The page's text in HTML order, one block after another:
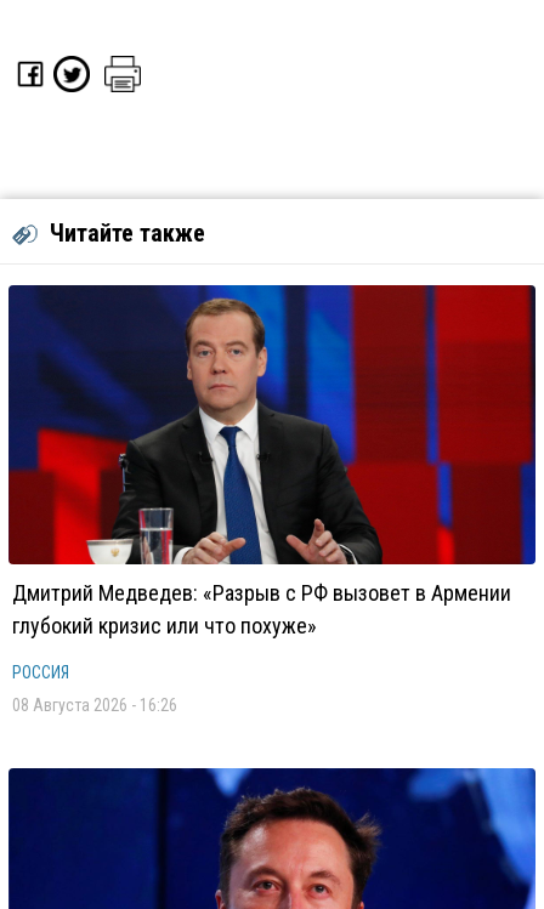
Читайте также
Дмитрий Медведев: «Разрыв с РФ вызовет в Армении
глубокий кризис или что похуже»
РОССИЯ
08 Августа 2026 - 16:26